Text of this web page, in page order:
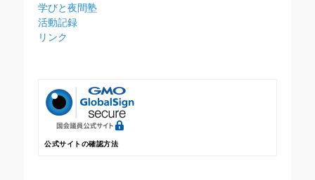
学びと夜間塾
活動記録
リンク
公式サイトの確認方法